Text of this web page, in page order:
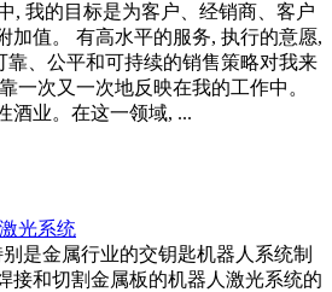
, 我的目标是为客户、经销商、客户
加值。 有高水平的服务, 执行的意愿,
靠、公平和可持续的销售策略对我来
一次又一次地反映在我的工作中。
酒业。在这一领域, ...
光系统
是金属行业的交钥匙机器人系统制
接和切割金属板的机器人激光系统的